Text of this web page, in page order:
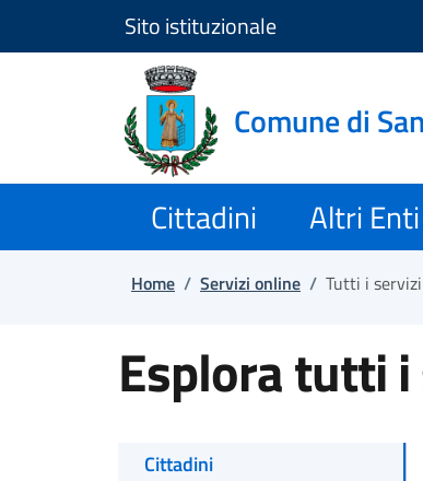
Salta e vai al contenuto
Salta e vai al footer
Sito istituzionale
Comune di
Cittadini Altri Enti
Home / Servizi online / Tutti i
Esplora tutti
Cittadini